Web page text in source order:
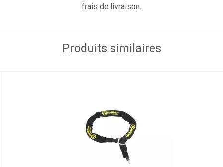
frais de livraison.
Produits similaires